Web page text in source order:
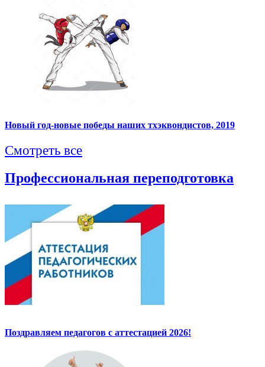
Новый год-новые победы наших тхэквондистов, 2019
Смотреть все
Профессиональная переподготовка
Поздравляем педагогов с аттестацией 2026!